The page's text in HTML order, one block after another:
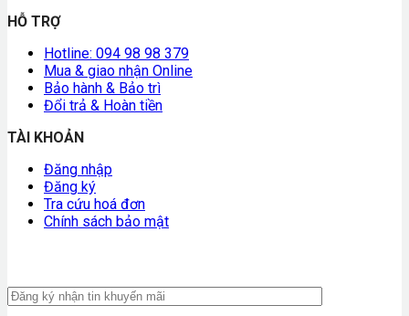
HỖ TRỢ
Hotline: 094 98 98 379
Mua & giao nhận Online
Bảo hành & Bảo trì
Đổi trả & Hoàn tiền
TÀI KHOẢN
Đăng nhập
Đăng ký
Tra cứu hoá đơn
Chính sách bảo mật